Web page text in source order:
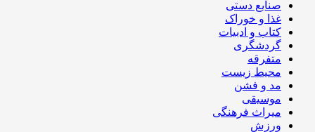
صنایع دستی
غذا و خوراک
کتاب و ادبیات
گردشگری
متفرقه
محیط زیست
مد و فشن
موسیقی
میراث فرهنگی
ورزش